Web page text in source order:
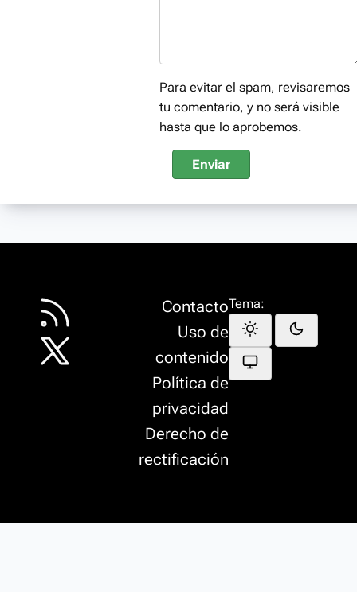
Para evitar el spam, revisaremos
tu comentario, y no será visible
hasta que lo aprobemos.
Enviar
Contacto
Uso de
contenido
Política de
privacidad
Derecho de
rectificación
Tema: